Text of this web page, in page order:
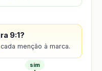
9:1?
menção à marca.
sim